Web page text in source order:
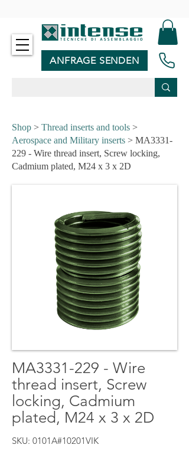
ANFRAGE SENDEN
Shop > Thread inserts and tools >
Aerospace and Military inserts > MA3331-
229 - Wire thread insert, Screw locking,
Cadmium plated, M24 x 3 x 2D
MA3331-229 - Wire
thread insert, Screw
locking, Cadmium
plated, M24 x 3 x 2D
SKU: 0101A#10201VIK